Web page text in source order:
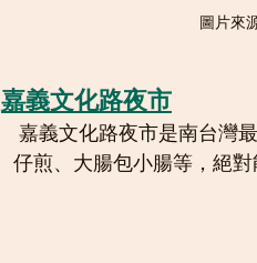
圖片來
嘉義文化路夜市
仔煎、大腸包小腸等，絕對